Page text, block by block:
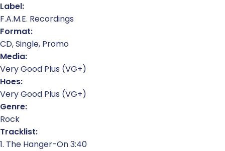
Label:
F.A.M.E. Recordings
Format:
CD, Single, Promo
Media:
Very Good Plus (VG+)
Hoes:
Very Good Plus (VG+)
Genre:
Rock
Tracklist:
1. The Hanger-On 3:40